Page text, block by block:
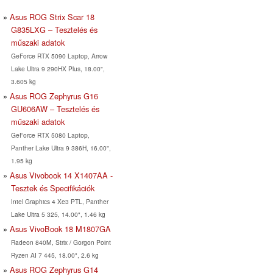
Asus ROG Strix Scar 18
G835LXG – Tesztelés és
műszaki adatok
GeForce RTX 5090 Laptop, Arrow
Lake Ultra 9 290HX Plus, 18.00",
3.605 kg
Asus ROG Zephyrus G16
GU606AW – Tesztelés és
műszaki adatok
GeForce RTX 5080 Laptop,
Panther Lake Ultra 9 386H, 16.00",
1.95 kg
Asus Vivobook 14 X1407AA -
Tesztek és Specifikációk
Intel Graphics 4 Xe3 PTL, Panther
Lake Ultra 5 325, 14.00", 1.46 kg
Asus VivoBook 18 M1807GA
Radeon 840M, Strix / Gorgon Point
Ryzen AI 7 445, 18.00", 2.6 kg
Asus ROG Zephyrus G14